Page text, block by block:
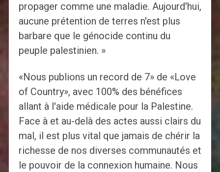
propager comme une maladie. Aujourd'hui,
aucune prétention de terres n'est plus
barbare que le génocide continu du
peuple palestinien. »
«Nous publions un record de 7» de «Love
of Country», avec 100% des bénéfices
allant à l'aide médicale pour la Palestine.
Face à et au-delà des actes aussi clairs du
mal, il est plus vital que jamais de chérir la
richesse de nos diverses communautés et
le pouvoir de la connexion humaine. Nous